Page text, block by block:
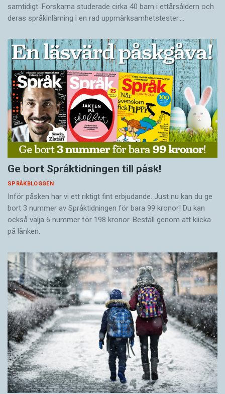
samtidigt. Forskarna studerade cirka 40 barn i ettårsåldern och
deras språkinlärning i en rad uppmärksamhetstester.…
Ge bort Språktidningen till påsk!
SPRÅKBLOGGEN
Inför påsken har vi ett riktigt fint erbjudande. Just nu kan du ge
bort 3 nummer av Språktidningen för bara 99 kronor! Du kan
också välja 6 nummer för 198 kronor. Beställ genom att klicka
på länken.